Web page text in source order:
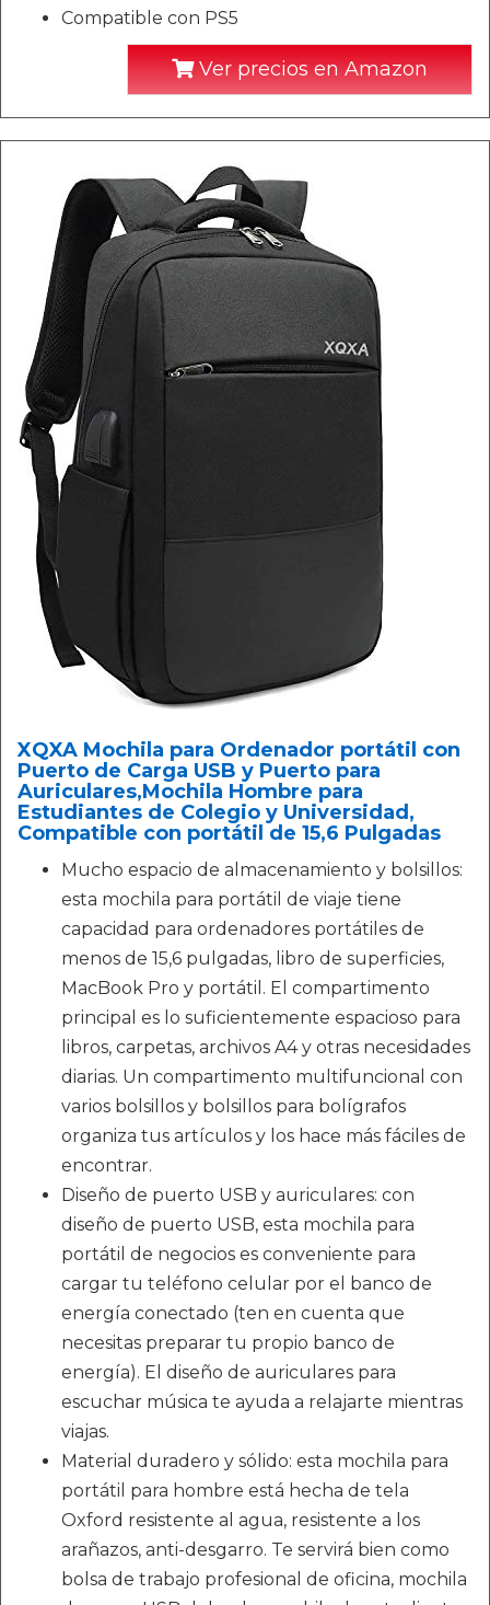
Compatible con PS5
Ver precios en Amazon
XQXA Mochila para Ordenador portátil con
Puerto de Carga USB y Puerto para
Auriculares,Mochila Hombre para
Estudiantes de Colegio y Universidad,
Compatible con portátil de 15,6 Pulgadas
Mucho espacio de almacenamiento y bolsillos:
esta mochila para portátil de viaje tiene
capacidad para ordenadores portátiles de
menos de 15,6 pulgadas, libro de superficies,
MacBook Pro y portátil. El compartimento
principal es lo suficientemente espacioso para
libros, carpetas, archivos A4 y otras necesidades
diarias. Un compartimento multifuncional con
varios bolsillos y bolsillos para bolígrafos
organiza tus artículos y los hace más fáciles de
encontrar.
Diseño de puerto USB y auriculares: con
diseño de puerto USB, esta mochila para
portátil de negocios es conveniente para
cargar tu teléfono celular por el banco de
energía conectado (ten en cuenta que
necesitas preparar tu propio banco de
energía). El diseño de auriculares para
escuchar música te ayuda a relajarte mientras
viajas.
Material duradero y sólido: esta mochila para
portátil para hombre está hecha de tela
Oxford resistente al agua, resistente a los
arañazos, anti-desgarro. Te servirá bien como
bolsa de trabajo profesional de oficina, mochila